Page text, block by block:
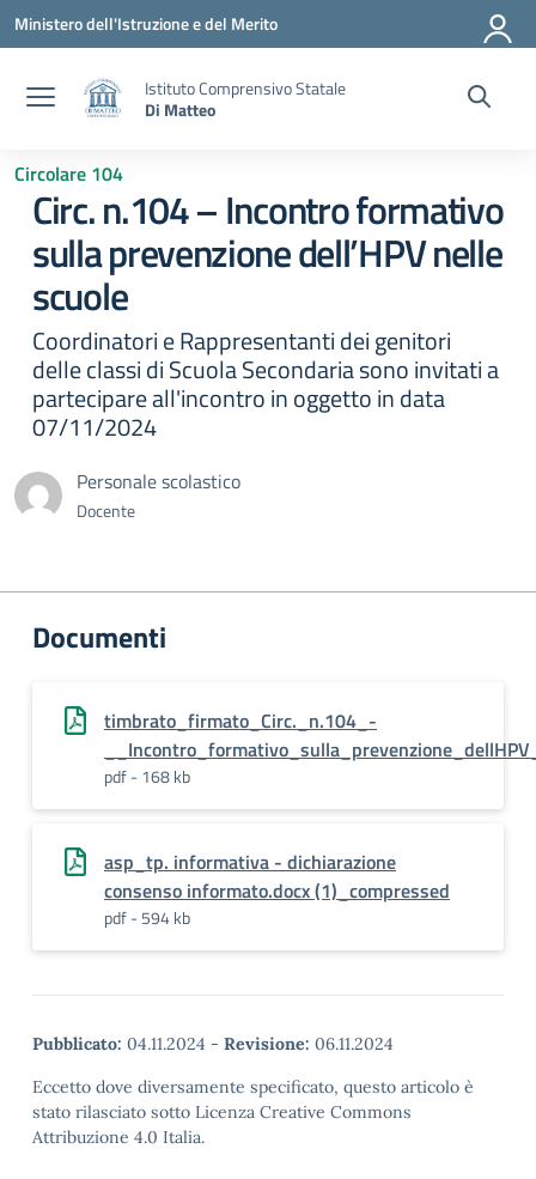
Vai ai contenuti
Vai al menu di navigazione
Vai al footer
Ministero dell'Istruzione e del Merito
Istituto Comprensivo Statale
Di Matteo
Circolare 104
Circ. n.104 – Incontro formativo
sulla prevenzione dell’HPV nelle
scuole
Coordinatori e Rappresentanti dei genitori
delle classi di Scuola Secondaria sono invitati a
partecipare all'incontro in oggetto in data
07/11/2024
Personale scolastico
Docente
Documenti
timbrato_firmato_Circ._n.104_-
pdf - 168 kb
asp_tp. informativa - dichiarazione
consenso informato.docx (1)_compressed
pdf - 594 kb
Pubblicato: 04.11.2024 - Revisione: 06.11.2024
Eccetto dove diversamente specificato, questo articolo è
stato rilasciato sotto Licenza Creative Commons
Attribuzione 4.0 Italia.